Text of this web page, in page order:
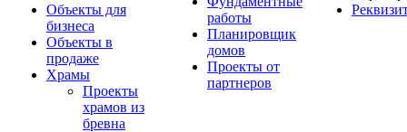
Объекты для
бизнеса
Объекты в
продаже
Храмы
Проекты
храмов из
бревна
работы
Планировщик
домов
Проекты от
партнеров